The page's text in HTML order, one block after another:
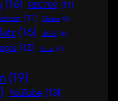
(16) REC709 (11)
(11) Shutter (8)
(16) sRGB (8)
(12) Versus (7)
(19)
YouTube (13)